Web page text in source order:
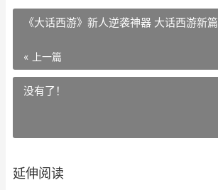
《大话西游》新人逆袭神器 大话西游新篇
« 上一篇
没有了！
延伸阅读